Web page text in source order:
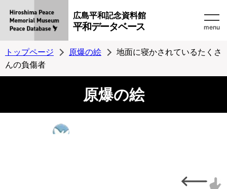
広島平和記念資料館
平和データベース menu
トップページ 原爆の絵
地面に寝かされているたくさ
んの負傷者
原爆の絵